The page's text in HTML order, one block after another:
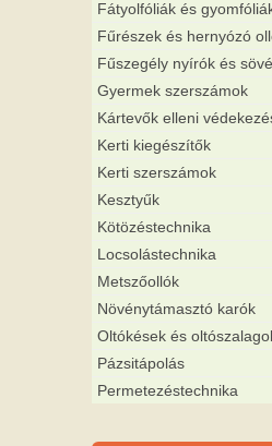
Fátyolfóliák és
Fűrészek és hernyózó
Fűszegély nyírók és
Gyermek szerszámok
Kártevők elleni
Kerti kiegészítők
Kerti szerszámok
Kesztyűk
Kötözéstechnika
Locsolástechnika
Metszőollók
Növénytámasztó karók
Oltókések és
Pázsitápolás
Permetezéstechnika